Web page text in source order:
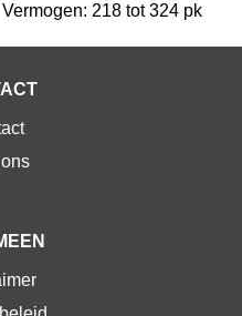
Vermogen: 218 tot 324 pk